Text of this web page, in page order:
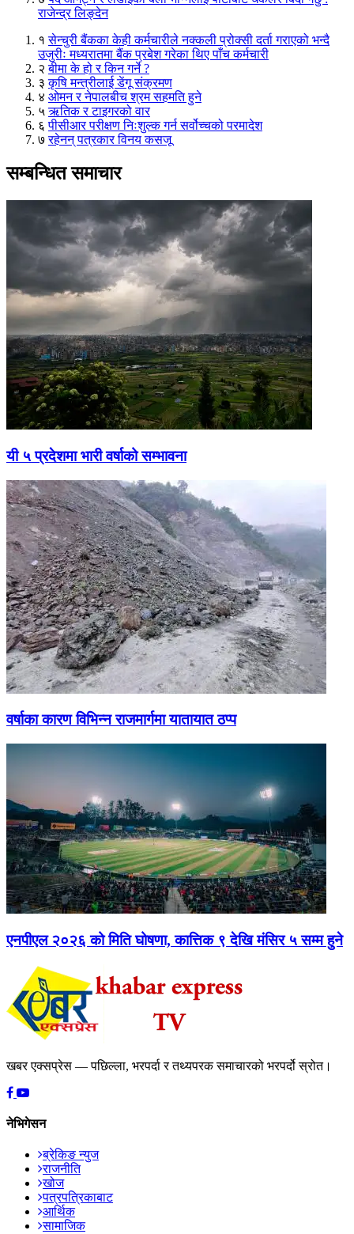
राजेन्द्र लिङ्देन
१ सेन्चुरी बैंकका केही कर्मचारीले नक्कली प्रोक्सी दर्ता गराएको भन्दै
उजुरीः मध्यरातमा बैंक प्रबेश गरेका थिए पाँच कर्मचारी
२ बीमा के हो र किन गर्ने ?
३ कृषि मन्त्रीलाई डेंगू संक्रमण
४ ओमन र नेपालबीच श्रम सहमति हुने
५ ऋतिक र टाइगरको वार
६ पीसीआर परीक्षण निःशुल्क गर्न सर्वोच्चको परमादेश
७ रहेनन् पत्रकार विनय कसजू
सम्बन्धित समाचार
यी ५ प्रदेशमा भारी वर्षाको सम्भावना
वर्षाका कारण विभिन्न राजमार्गमा यातायात ठप्प
एनपीएल २०२६ को मिति घोषणा, कात्तिक ९ देखि मंसिर ५ सम्म हुने
खबर एक्सप्रेस — पछिल्ला, भरपर्दा र तथ्यपरक समाचारको भरपर्दो स्रोत।
नेभिगेसन
ब्रेकिङ न्युज
राजनीति
खोज
पत्रपत्रिकाबाट
आर्थिक
सामाजिक